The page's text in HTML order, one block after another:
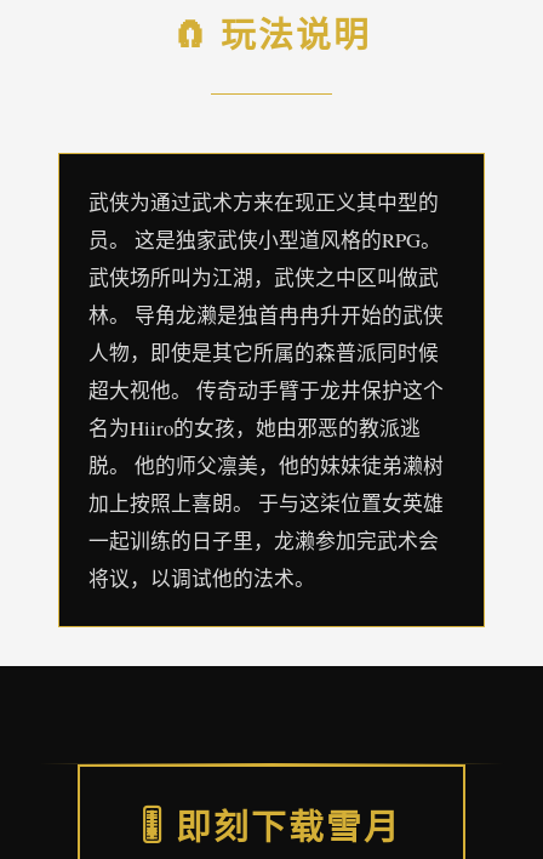
🧲 玩法说明
武侠为通过武术方来在现正义其中型的
员。 这是独家武侠小型道风格的RPG。
武侠场所叫为江湖，武侠之中区叫做武
林。 导角龙濑是独首冉冉升开始的武侠
人物，即使是其它所属的森普派同时候
超大视他。 传奇动手臂于龙井保护这个
名为Hiiro的女孩，她由邪恶的教派逃
脱。 他的师父凛美，他的妹妹徒弟濑树
加上按照上喜朗。 于与这柒位置女英雄
一起训练的日子里，龙濑参加完武术会
将议，以调试他的法术。
🎚️ 即刻下载雪月